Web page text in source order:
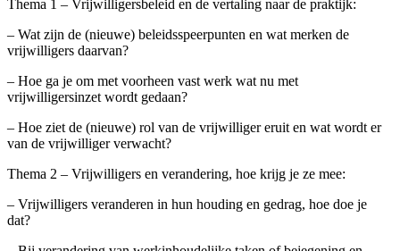
Thema 1 – Vrijwilligersbeleid en de vertaling naar de praktijk:
– Wat zijn de (nieuwe) beleidsspeerpunten en wat merken de
vrijwilligers daarvan?
– Hoe ga je om met voorheen vast werk wat nu met
vrijwilligersinzet wordt gedaan?
– Hoe ziet de (nieuwe) rol van de vrijwilliger eruit en wat wordt er
van de vrijwilliger verwacht?
Thema 2 – Vrijwilligers en verandering, hoe krijg je ze mee:
– Vrijwilligers veranderen in hun houding en gedrag, hoe doe je
dat?